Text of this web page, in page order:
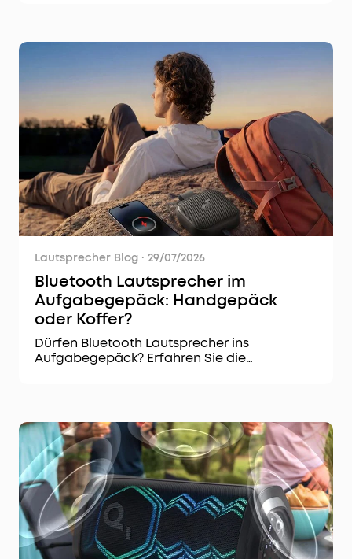
Lautsprecher Blog · 29/07/2026
Bluetooth Lautsprecher im
Aufgabegepäck: Handgepäck
oder Koffer?
Dürfen Bluetooth Lautsprecher ins
Aufgabegepäck? Erfahren Sie die